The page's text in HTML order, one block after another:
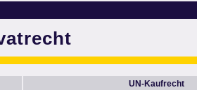
UN-Kaufrecht